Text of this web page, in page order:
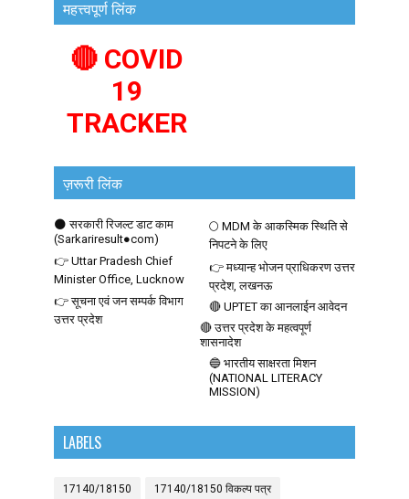
महत्त्वपूर्ण लिंक
🔴 COVID
19
TRACKER
ज़रूरी लिंक
🌑 सरकारी रिजल्ट डाट काम
(Sarkariresult●com)
🌕 MDM के आकस्मिक स्थिति से
निपटने के लिए
👉 Uttar Pradesh Chief
Minister Office, Lucknow
👉 मध्यान्ह भोजन प्राधिकरण उत्तर
प्रदेश, लखनऊ
👉 सूचना एवं जन सम्पर्क विभाग
उत्तर प्रदेश
🔴 UPTET का आनलाईन आवेदन
🔴 उत्तर प्रदेश के महत्वपूर्ण
शासनादेश
🔵 भारतीय साक्षरता मिशन
(NATIONAL LITERACY
MISSION)
LABELS
17140/18150 17140/18150 विकल्प पत्र